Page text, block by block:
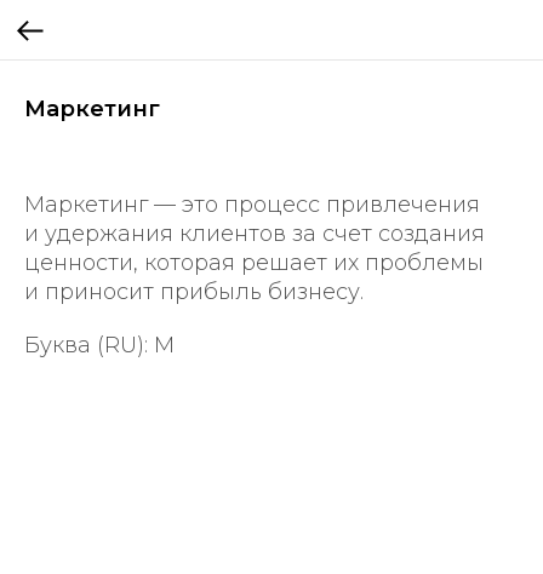
Маркетинг
Маркетинг — это процесс привлечения
и удержания клиентов за счет создания
ценности, которая решает их проблемы
и приносит прибыль бизнесу.
Буква (RU): М